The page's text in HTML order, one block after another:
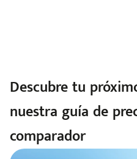
Descubre tu
nuestra guía de
comparador